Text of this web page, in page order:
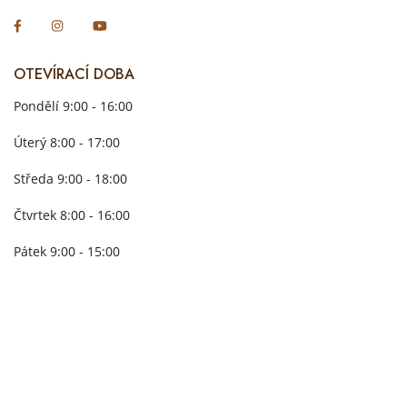
OTEVÍRACÍ DOBA
Pondělí 9:00 - 16:00
Úterý 8:00 - 17:00
Středa 9:00 - 18:00
Čtvrtek 8:00 - 16:00
Pátek 9:00 - 15:00